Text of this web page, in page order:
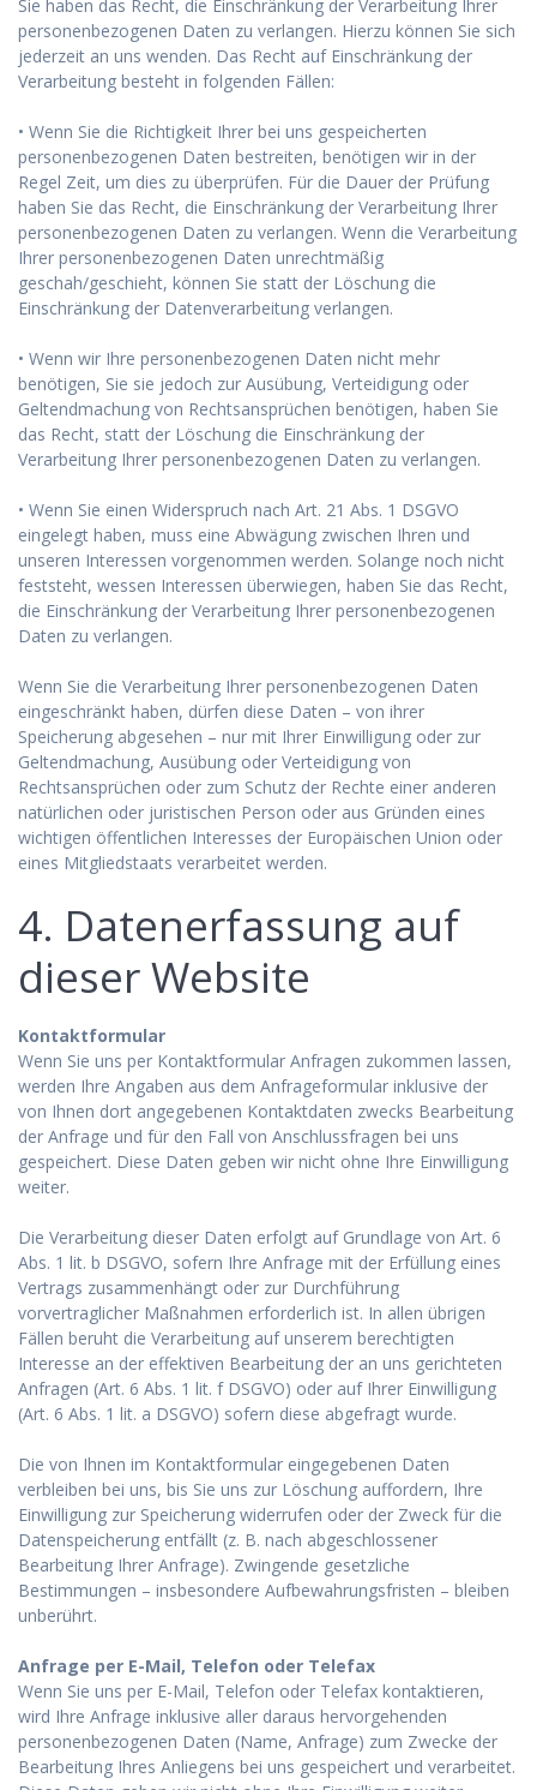
Sie haben das Recht, die Einschränkung der Verarbeitung Ihrer
personenbezogenen Daten zu verlangen. Hierzu können Sie sich
jederzeit an uns wenden. Das Recht auf Einschränkung der
Verarbeitung besteht in folgenden Fällen:
• Wenn Sie die Richtigkeit Ihrer bei uns gespeicherten
personenbezogenen Daten bestreiten, benötigen wir in der
Regel Zeit, um dies zu überprüfen. Für die Dauer der Prüfung
haben Sie das Recht, die Einschränkung der Verarbeitung Ihrer
personenbezogenen Daten zu verlangen. Wenn die Verarbeitung
Ihrer personenbezogenen Daten unrechtmäßig
geschah/geschieht, können Sie statt der Löschung die
Einschränkung der Datenverarbeitung verlangen.
• Wenn wir Ihre personenbezogenen Daten nicht mehr
benötigen, Sie sie jedoch zur Ausübung, Verteidigung oder
Geltendmachung von Rechtsansprüchen benötigen, haben Sie
das Recht, statt der Löschung die Einschränkung der
Verarbeitung Ihrer personenbezogenen Daten zu verlangen.
• Wenn Sie einen Widerspruch nach Art. 21 Abs. 1 DSGVO
eingelegt haben, muss eine Abwägung zwischen Ihren und
unseren Interessen vorgenommen werden. Solange noch nicht
feststeht, wessen Interessen überwiegen, haben Sie das Recht,
die Einschränkung der Verarbeitung Ihrer personenbezogenen
Daten zu verlangen.
Wenn Sie die Verarbeitung Ihrer personenbezogenen Daten
eingeschränkt haben, dürfen diese Daten – von ihrer
Speicherung abgesehen – nur mit Ihrer Einwilligung oder zur
Geltendmachung, Ausübung oder Verteidigung von
Rechtsansprüchen oder zum Schutz der Rechte einer anderen
natürlichen oder juristischen Person oder aus Gründen eines
wichtigen öffentlichen Interesses der Europäischen Union oder
eines Mitgliedstaats verarbeitet werden.
4. Datenerfassung auf
dieser Website
Kontaktformular
Wenn Sie uns per Kontaktformular Anfragen zukommen lassen,
werden Ihre Angaben aus dem Anfrageformular inklusive der
von Ihnen dort angegebenen Kontaktdaten zwecks Bearbeitung
der Anfrage und für den Fall von Anschlussfragen bei uns
gespeichert. Diese Daten geben wir nicht ohne Ihre Einwilligung
weiter.
Die Verarbeitung dieser Daten erfolgt auf Grundlage von Art. 6
Abs. 1 lit. b DSGVO, sofern Ihre Anfrage mit der Erfüllung eines
Vertrags zusammenhängt oder zur Durchführung
vorvertraglicher Maßnahmen erforderlich ist. In allen übrigen
Fällen beruht die Verarbeitung auf unserem berechtigten
Interesse an der effektiven Bearbeitung der an uns gerichteten
Anfragen (Art. 6 Abs. 1 lit. f DSGVO) oder auf Ihrer Einwilligung
(Art. 6 Abs. 1 lit. a DSGVO) sofern diese abgefragt wurde.
Die von Ihnen im Kontaktformular eingegebenen Daten
verbleiben bei uns, bis Sie uns zur Löschung auffordern, Ihre
Einwilligung zur Speicherung widerrufen oder der Zweck für die
Datenspeicherung entfällt (z. B. nach abgeschlossener
Bearbeitung Ihrer Anfrage). Zwingende gesetzliche
Bestimmungen – insbesondere Aufbewahrungsfristen – bleiben
unberührt.
Anfrage per E-Mail, Telefon oder Telefax
Wenn Sie uns per E-Mail, Telefon oder Telefax kontaktieren,
wird Ihre Anfrage inklusive aller daraus hervorgehenden
personenbezogenen Daten (Name, Anfrage) zum Zwecke der
Bearbeitung Ihres Anliegens bei uns gespeichert und verarbeitet.